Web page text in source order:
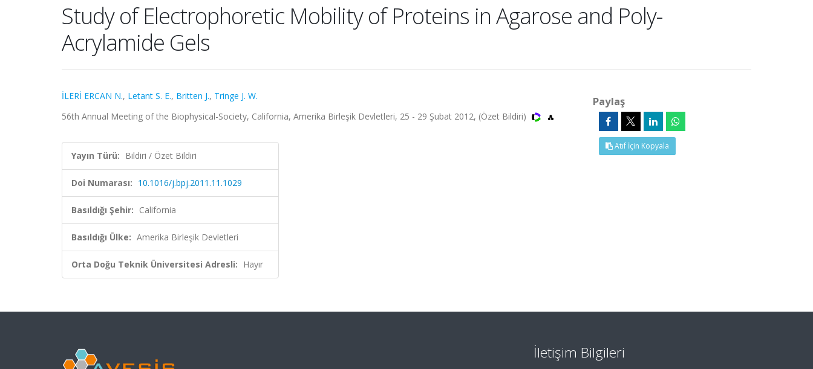
Study of Electrophoretic Mobility of Proteins in Agarose and Poly-
Acrylamide Gels
İLERİ ERCAN N., Letant S. E., Britten J., Tringe J. W.
56th Annual Meeting of the Biophysical-Society, California, Amerika Birleşik Devletleri, 25 - 29 Şubat 2012, (Özet Bildiri)
Yayın Türü: Bildiri / Özet Bildiri
Doi Numarası: 10.1016/j.bpj.2011.11.1029
Basıldığı Şehir: California
Basıldığı Ülke: Amerika Birleşik Devletleri
Orta Doğu Teknik Üniversitesi Adresli: Hayır
Paylaş
Atıf İçin Kopyala
İletişim Bilgileri